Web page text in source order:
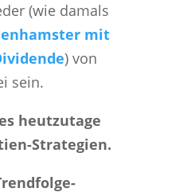
(wie damals
mit
) von
sein.
heutzutage
Strategien.